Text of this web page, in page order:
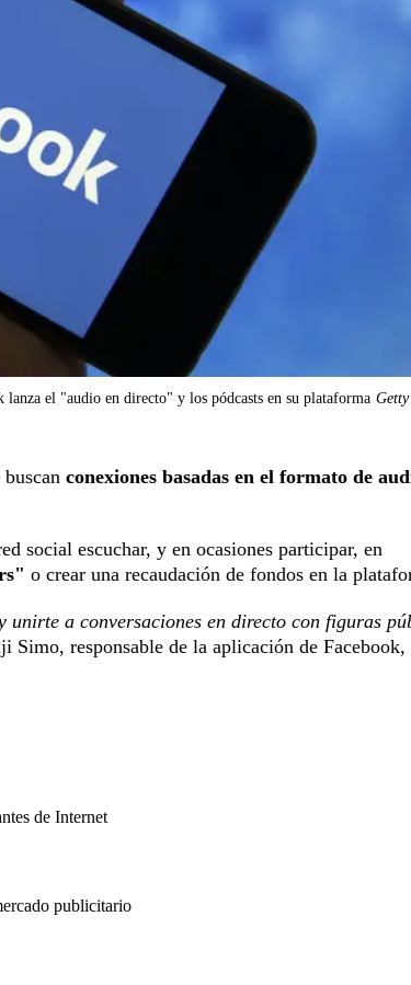
lanza el "audio en directo" y los pódcasts en su plataforma
conexiones basadas en el formato de
social escuchar, y en ocasiones participar, en
o crear una recaudación de fondos en la
unirte a conversaciones en directo con figuras
Simo, responsable de la aplicación de Facebook,
de Internet
publicitario